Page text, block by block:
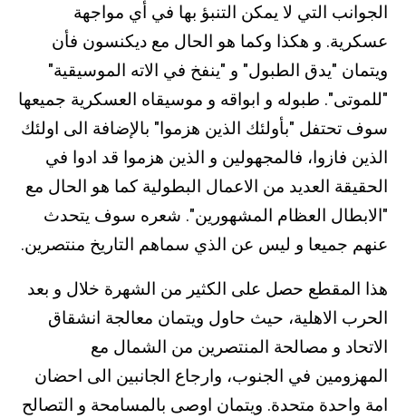
الجوانب التي لا يمكن التنبؤ بها في أي مواجهة
عسكرية. و هكذا وكما هو الحال مع ديكنسون فأن
ويتمان "يدق الطبول" و "ينفخ في الاته الموسيقية"
"للموتى". طبوله و ابواقه و موسيقاه العسكرية جميعها
سوف تحتفل "بأولئك الذين هزموا" بالإضافة الى اولئك
الذين فازوا، فالمجهولين و الذين هزموا قد ادوا في
الحقيقة العديد من الاعمال البطولية كما هو الحال مع
"الابطال العظام المشهورين". شعره سوف يتحدث
عنهم جميعا و ليس عن الذي سماهم التاريخ منتصرين.
هذا المقطع حصل على الكثير من الشهرة خلال و بعد
الحرب الاهلية، حيث حاول ويتمان معالجة انشقاق
الاتحاد و مصالحة المنتصرين من الشمال مع
المهزومين في الجنوب، وارجاع الجانبين الى احضان
امة واحدة متحدة. ويتمان اوصى بالمسامحة و التصالح